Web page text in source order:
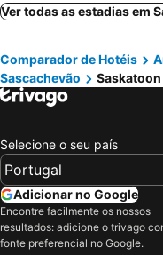
London, Ontário Hotéis
Ver todas as estadias em
Comparador de Hotéis
Sascachevão
Saskatoon
Selecione o seu país
Adicionar no Google
Encontre facilmente os nossos
resultados: adicione o trivago
fonte preferencial no Google.